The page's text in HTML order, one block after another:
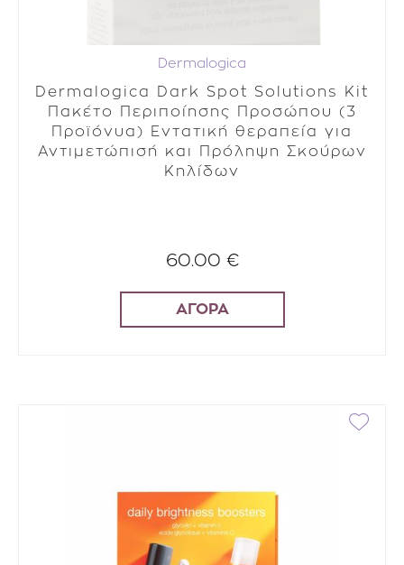
Dermalogica
Dermalogica Dark Spot Solutions Kit
Πακέτο Περιποίησης Προσώπου (3
Προϊόνυα) Εντατική θεραπεία για
Αντιμετώπισή και Πρόληψη Σκούρων
Κηλίδων
60.00 €
ΑΓΟΡΑ